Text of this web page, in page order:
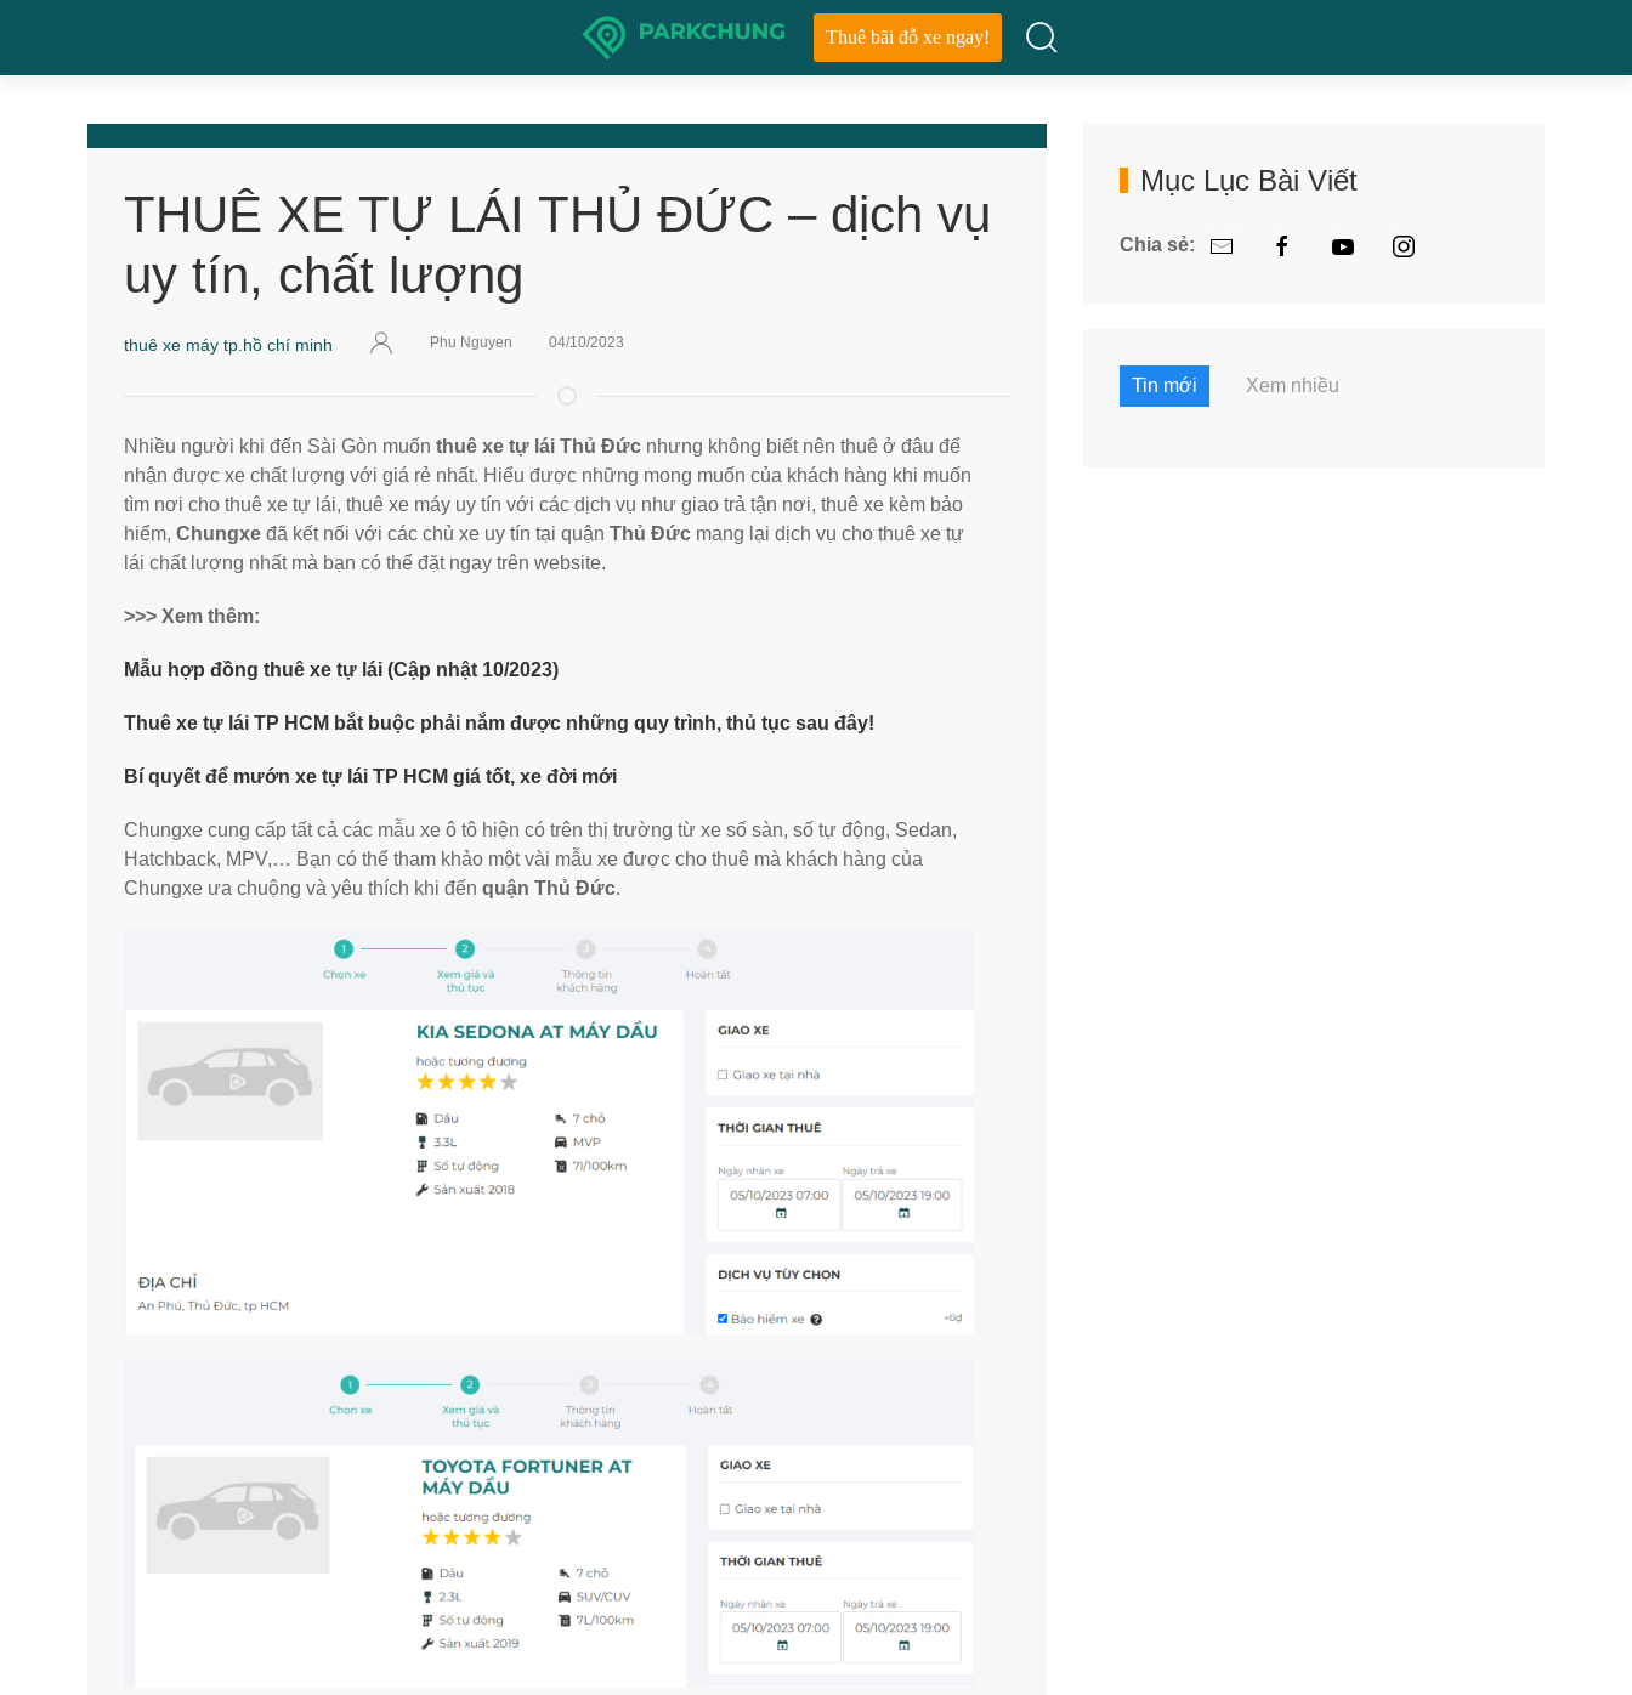
Thuê bãi đỗ xe ngay!
THUÊ XE TỰ LÁI THỦ ĐỨC – dịch vụ
uy tín, chất lượng
thuê xe máy tp.hồ chí minh Phu Nguyen 04/10/2023
Nhiều người khi đến Sài Gòn muốn thuê xe tự lái Thủ Đức nhưng không biết nên thuê ở đâu để
nhận được xe chất lượng với giá rẻ nhất. Hiểu được những mong muốn của khách hàng khi muốn
tìm nơi cho thuê xe tự lái, thuê xe máy uy tín với các dịch vụ như giao trả tận nơi, thuê xe kèm bảo
hiểm, Chungxe đã kết nối với các chủ xe uy tín tại quận Thủ Đức mang lại dịch vụ cho thuê xe tự
lái chất lượng nhất mà bạn có thể đặt ngay trên website.
>>> Xem thêm:
Mẫu hợp đồng thuê xe tự lái (Cập nhật 10/2023)
Thuê xe tự lái TP HCM bắt buộc phải nắm được những quy trình, thủ tục sau đây!
Bí quyết để mướn xe tự lái TP HCM giá tốt, xe đời mới
Chungxe cung cấp tất cả các mẫu xe ô tô hiện có trên thị trường từ xe số sàn, số tự động, Sedan,
Hatchback, MPV,… Bạn có thể tham khảo một vài mẫu xe được cho thuê mà khách hàng của
Chungxe ưa chuộng và yêu thích khi đến quận Thủ Đức.
Mục Lục Bài Viết
Chia sẻ:
Tin mới Xem nhiều